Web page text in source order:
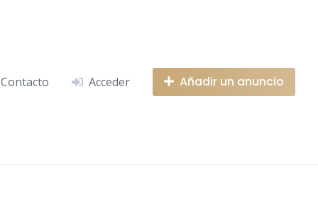
Contacto Acceder Añadir un anuncio